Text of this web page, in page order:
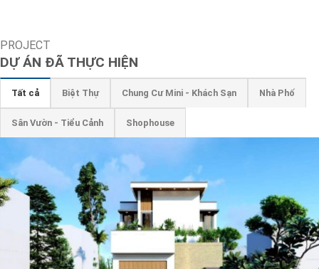
PROJECT
DỰ ÁN ĐÃ THỰC HIỆN
Tất cả Biệt Thự Chung Cư Mini - Khách Sạn Nhà Phố
Sân Vườn - Tiểu Cảnh Shophouse